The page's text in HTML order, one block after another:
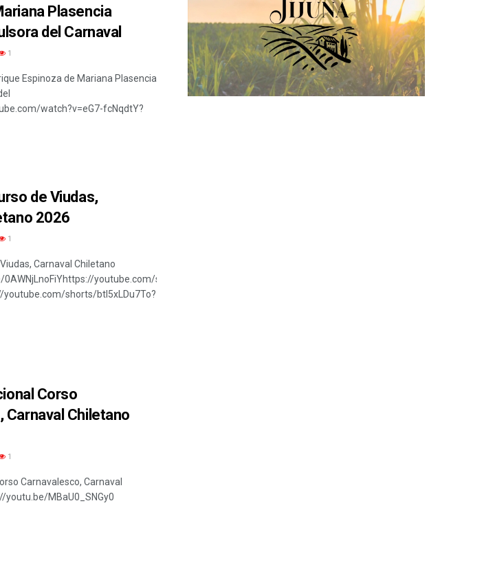
Plasencia
del Carnaval
1
Espinoza de Mariana Plasencia
watch?v=eG7-fcNqdtY?
de Viudas,
2026
1
Carnaval Chiletano
youtube.com/shorts/CqtDiTNr000?
shorts/btI5xLDu7To?
Corso
Carnaval Chiletano
1
Carnavalesco, Carnaval
youtu.be/MBaU0_SNGy0